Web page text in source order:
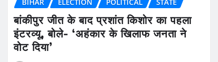
बांकीपुर जीत के बाद प्रशांत किशोर का पहला
इंटरव्यू, बोले- ‘अहंकार के खिलाफ जनता ने
वोट दिया’